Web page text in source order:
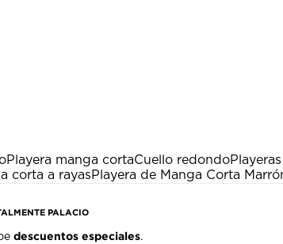
Playera manga cortaCuello redondo
corta a rayasPlayera de Manga Corta
PALACIO
descuentos especiales.